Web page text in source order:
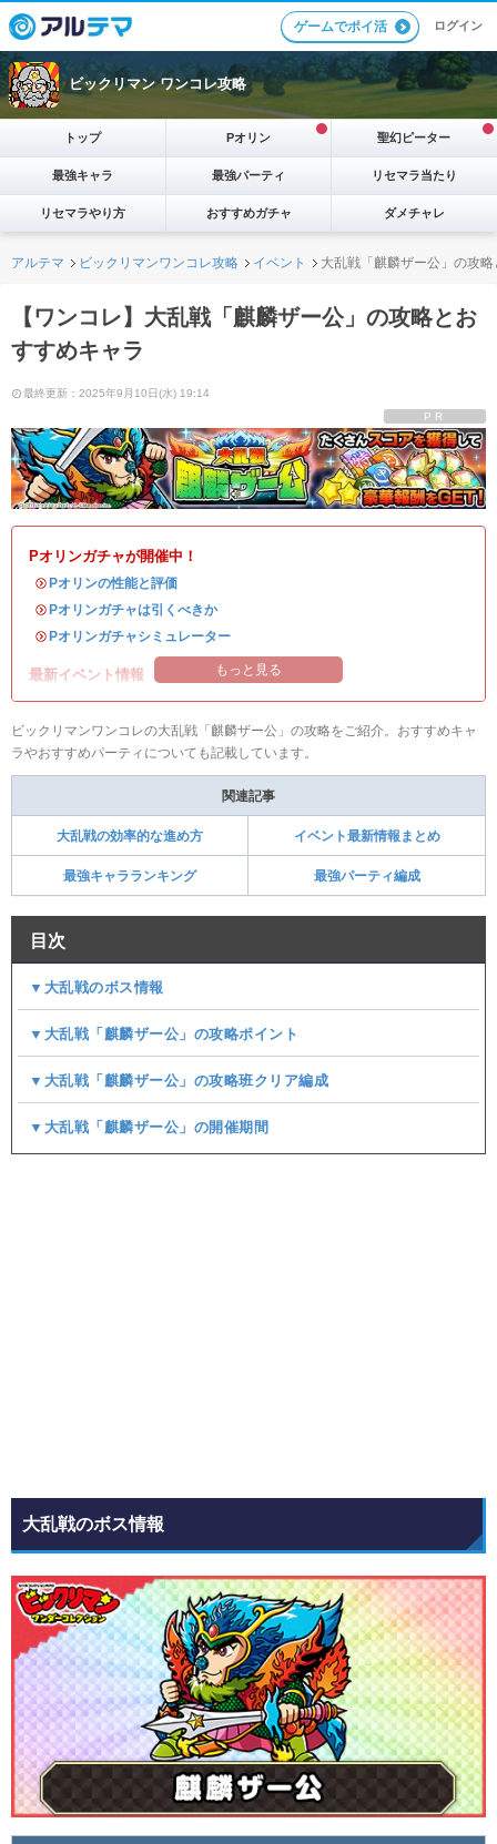
ゲームでポイ活 ログイン
ビックリマン ワンコレ攻略
トップ Pオリン 聖幻ピーター
最強キャラ 最強パーティ リセマラ当たり
リセマラやり方 おすすめガチャ ダメチャレ
アルテマ ビックリマンワンコレ攻略 イベント 大乱戦「麒麟ザー公」の攻
【ワンコレ】大乱戦「麒麟ザー公」の攻略とお
すすめキャラ
最終更新：2025年9月10日(水) 19:14
PR
Pオリンガチャが開催中！
・ Pオリンの性能と評価
・ Pオリンガチャは引くべきか
・ Pオリンガチャシミュレーター
最新イベント情報 もっと見る
ビックリマンワンコレの大乱戦「麒麟ザー公」の攻略をご紹介。おすすめキャ
ラやおすすめパーティについても記載しています。
関連記事
大乱戦の効率的な進め方 イベント最新情報まとめ
最強キャラランキング 最強パーティ編成
目次
▼大乱戦のボス情報
▼大乱戦「麒麟ザー公」の攻略ポイント
▼大乱戦「麒麟ザー公」の攻略班クリア編成
▼大乱戦「麒麟ザー公」の開催期間
大乱戦のボス情報